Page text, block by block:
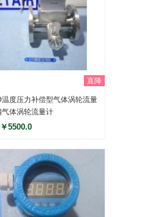
直降
温度压力补偿型气体涡轮流量
气体涡轮流量计
￥5500.0
()